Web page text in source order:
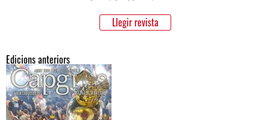
Llegir revista
Edicions anteriors